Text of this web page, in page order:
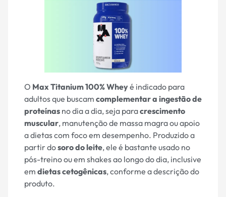
O Max Titanium 100% Wheyé indicado para
adultos que buscam complementar a ingestão de
proteínas no dia a dia, seja paracrescimento
muscular, manutenção de massa magra ou apoio
a dietas com foco em desempenho. Produzido a
partir dosoro do leite, ele é bastante usado no
pós-treino ou em shakes ao longo do dia, inclusive
em dietas cetogênicas, conforme a descrição do
produto.